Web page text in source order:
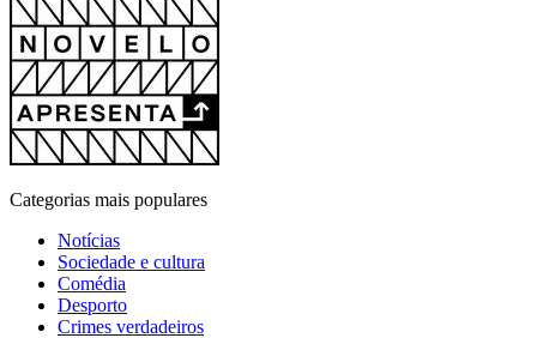
Categorias mais populares
Notícias
Sociedade e cultura
Comédia
Desporto
Crimes verdadeiros